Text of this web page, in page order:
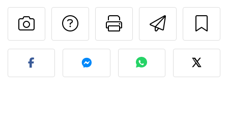
Imprimir
Preguntar al autor
Publicar la foto de esta